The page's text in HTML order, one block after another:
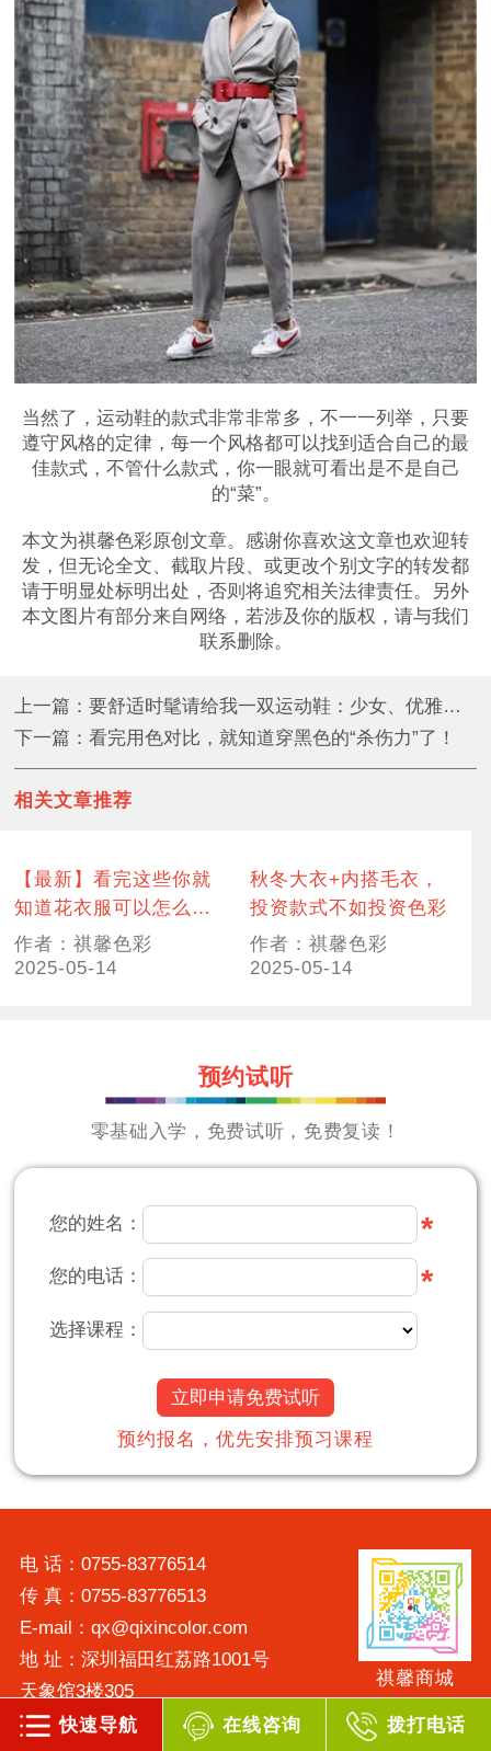
当然了，运动鞋的款式非常非常多，不一一列举，只要
遵守风格的定律，每一个风格都可以找到适合自己的最
佳款式，不管什么款式，你一眼就可看出是不是自己
的“菜”。
本文为祺馨色彩原创文章。感谢你喜欢这文章也欢迎转
发，但无论全文、截取片段、或更改个别文字的转发都
请于明显处标明出处，否则将追究相关法律责任。另外
本文图片有部分来自网络，若涉及你的版权，请与我们
联系删除。
上一篇：要舒适时髦请给我一双运动鞋：少女、优雅、浪漫风格之选
下一篇：看完用色对比，就知道穿黑色的“杀伤力”了！
相关文章推荐
【最新】看完这些你就
知道花衣服可以怎么
配，并且兴趣大增
作者：祺馨色彩
2025-05-14
秋冬大衣+内搭毛衣，
投资款式不如投资色彩
作者：祺馨色彩
2025-05-14
预约试听
零基础入学，免费试听，免费复读！
您的姓名： *
您的电话： *
选择课程：
立即申请免费试听
预约报名，优先安排预习课程
电 话：0755-83776514
传 真：0755-83776513
E-mail：qx@qixincolor.com
地 址：深圳福田红荔路1001号
天象馆3楼305
祺馨商城
投资有风险，选择需谨慎
快速导航 在线咨询 拨打电话